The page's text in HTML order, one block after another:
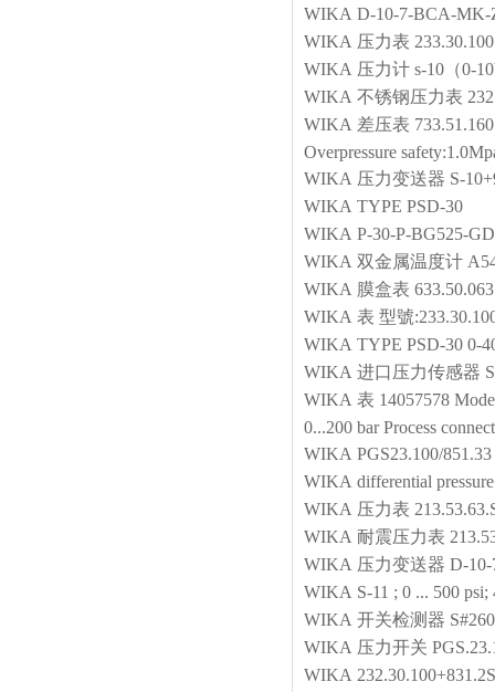
WIKA D-10-7-BCA-
WIKA 压力表
WIKA 压力计 s-10（0-
WIKA 不锈钢压力表
WIKA 差压表
Overpressure
WIKA 压力变送器 S-
WIKA TYPE PSD-30
WIKA P-30-P-BG525-
WIKA 双金属温度计
WIKA 膜盒表
WIKA 表 型號
WIKA TYPE PSD-30 0-
WIKA 进口压力传感器
WIKA 表 14057578
0...200 bar Process
WIKA PGS23.100/
WIKA differential
WIKA 压力表
WIKA 耐震压力表
WIKA 压力变送器 D-10-
WIKA S-11 ; 0 ... 500
WIKA 开关检测器
WIKA 压力开关
WIKA